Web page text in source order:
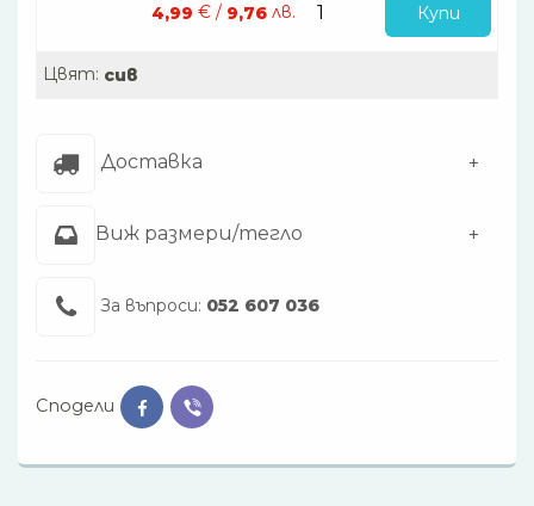
4,99 € / 9,76лв. Купи
Цвят: сив
Доставка
Виж размери/тегло
За въпроси: 052 607 036
Сподели